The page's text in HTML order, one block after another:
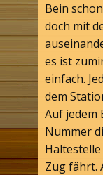
Bein
doch mit
es ist
einfach.
dem
Auf jedem
Nummer
Zug fährt.